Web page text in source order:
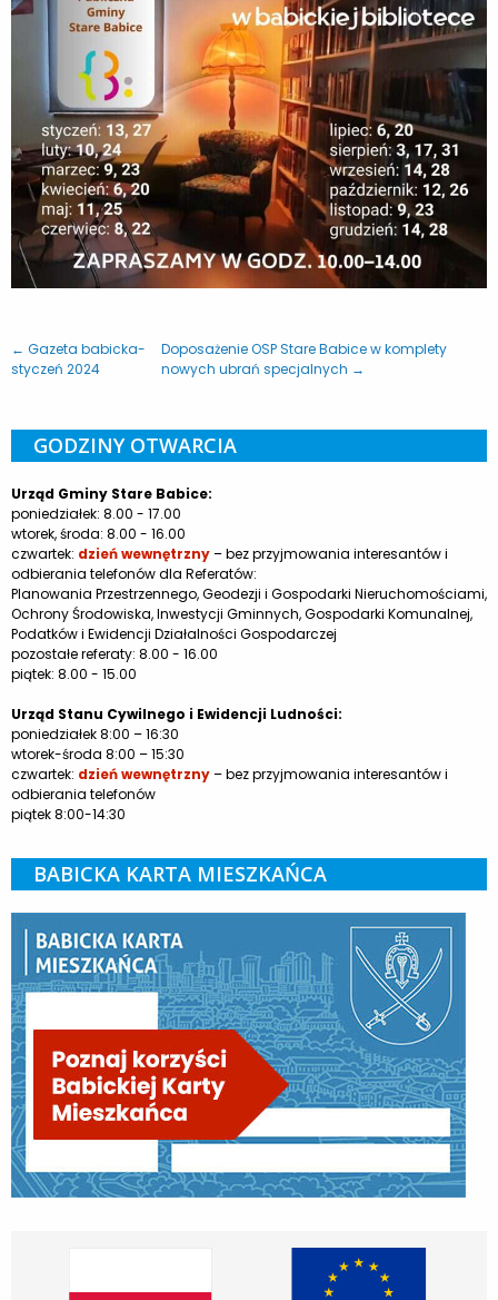
← Gazeta babicka-
styczeń 2024
Doposażenie OSP Stare Babice w komplety
nowych ubrań specjalnych →
GODZINY OTWARCIA
Urząd Gminy Stare Babice:
poniedziałek: 8.00 - 17.00
wtorek, środa: 8.00 - 16.00
czwartek: dzień wewnętrzny– bez przyjmowania interesantów i
odbierania telefonów dla Referatów:
Planowania Przestrzennego, Geodezji i Gospodarki Nieruchomościami,
Ochrony Środowiska, Inwestycji Gminnych, Gospodarki Komunalnej,
Podatków i Ewidencji Działalności Gospodarczej
pozostałe referaty: 8.00 - 16.00
piątek: 8.00 - 15.00
Urząd Stanu Cywilnego i Ewidencji Ludności:
poniedziałek 8:00 – 16:30
wtorek-środa 8:00 – 15:30
czwartek: dzień wewnętrzny– bez przyjmowania interesantów i
odbierania telefonów
piątek 8:00-14:30
BABICKA KARTA MIESZKAŃCA